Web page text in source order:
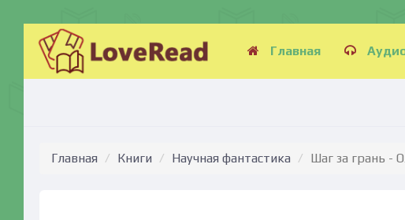
Главная
Главная Книги Научная фантастика Шаг за грань -